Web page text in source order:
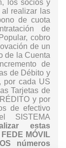
los socios y
al realizar las
de cuota
de
cobro
de un
de la Cuenta
de
de Débito y
por cada US
Tarjetas de
y por
de efectivo
SISTEMA
estas
FEDE MÓVIL
números